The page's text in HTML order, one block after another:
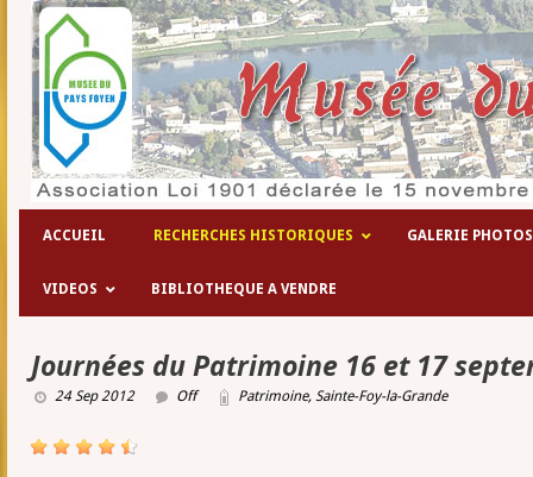
ACCUEIL RECHERCHES HISTORIQUES GALERIE PHOTOS
VIDEOS BIBLIOTHEQUE A VENDRE
Journées du Patrimoine 16 et 17
24 Sep 2012 Off Patrimoine, Sainte-Foy-la-Grande